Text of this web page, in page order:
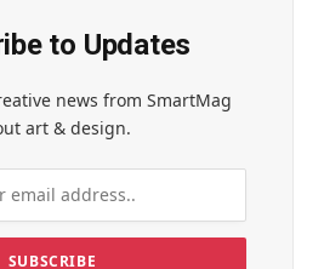
to Updates
news from SmartMag
art & design.